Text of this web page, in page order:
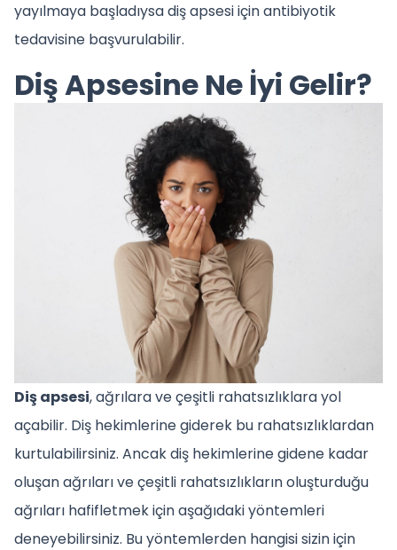
yayılmaya başladıysa diş apsesi için antibiyotik
tedavisine başvurulabilir.
Diş Apsesine Ne İyi Gelir?
Diş apsesi, ağrılara ve çeşitli rahatsızlıklara yol
açabilir. Diş hekimlerine giderek bu rahatsızlıklardan
kurtulabilirsiniz. Ancak diş hekimlerine gidene kadar
oluşan ağrıları ve çeşitli rahatsızlıkların oluşturduğu
ağrıları hafifletmek için aşağıdaki yöntemleri
deneyebilirsiniz. Bu yöntemlerden hangisi sizin için